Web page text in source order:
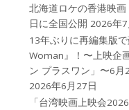
北海道ロケの香港映
日に全国公開 2026年
13年ぶりに再編集版
Woman』！〜上映企
ン プラスワン」〜6
2026年6月27日
「台湾映画上映会